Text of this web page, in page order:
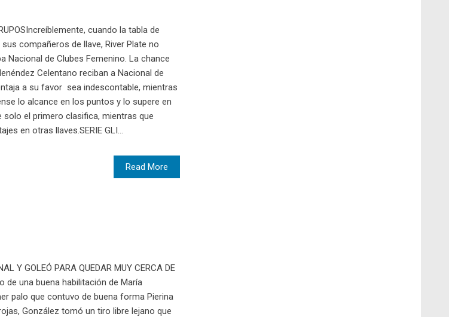
cuando la tabla de
compañeros de llave, River Plate no
Nacional de Clubes Femenino. La chance
Celentano reciban a Nacional de
a su favor sea indescontable, mientras
lo alcance en los puntos y lo supere en
solo el primero clasifica, mientras que
en otras llaves.SERIE GLI...
Read More
Y GOLEÓ PARA QUEDAR MUY CERCA DE
de una buena habilitación de María
palo que contuvo de buena forma Pierina
González tomó un tiro libre lejano que